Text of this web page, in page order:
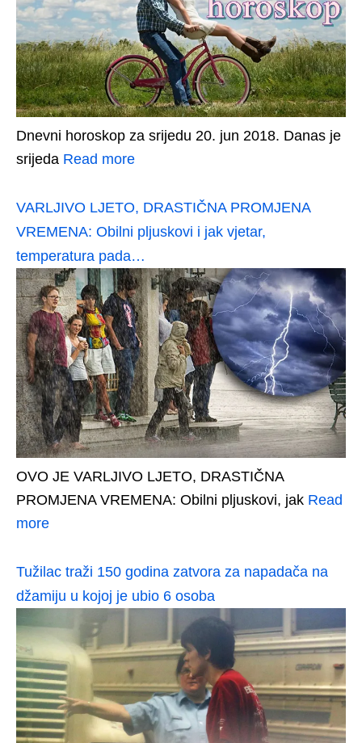
Dnevni horoskop za srijedu 20. jun 2018. Danas je
srijeda Read more
VARLJIVO LJETO, DRASTIČNA PROMJENA
VREMENA: Obilni pljuskovi i jak vjetar,
temperatura pada…
OVO JE VARLJIVO LJETO, DRASTIČNA
PROMJENA VREMENA: Obilni pljuskovi, jak Read
more
Tužilac traži 150 godina zatvora za napadača na
džamiju u kojoj je ubio 6 osoba